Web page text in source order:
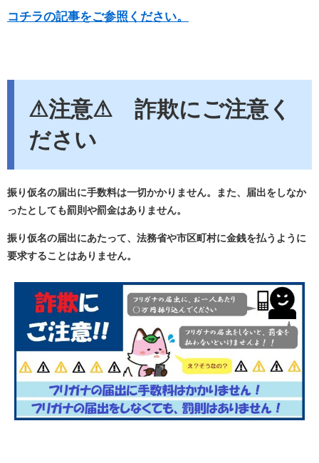
コチラの記事をご参照ください。
⚠注意⚠ 詐欺にご注意く
ださい
振り仮名の届出に手数料は一切かかりません。また、届出をしなか
ったとしても罰則や罰金はありません。
振り仮名の届出にあたって、法務省や市区町村に金銭を払うように
要求することはありません。